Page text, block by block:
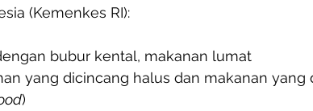
(Kemenkes RI):
bubur kental, makanan lumat
yang dicincang halus dan makanan yang
)